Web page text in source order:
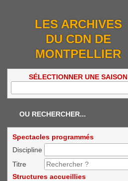
LES ARCHIVES
DU CDN DE
MONTPELLIER
SÉLECTIONNER UNE SAISON
OU RECHERCHER...
Spectacles programmés
Discipline
Titre
Structures accueillies